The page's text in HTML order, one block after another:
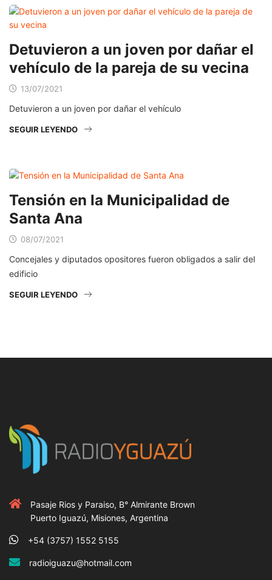
Detuvieron a un joven por dañar el
vehículo de la pareja de su vecina
13/07/2021
Detuvieron a un joven por dañar el vehículo
SEGUIR LEYENDO
Tensión en la Municipalidad de
Santa Ana
08/07/2021
Concejales y diputados opositores fueron obligados a salir del
edificio
SEGUIR LEYENDO
Pasaje Rios y Paraiso, B° Almirante Brown
Puerto Iguazú, Misiones, Argentina
+54 (3757) 1552 5155
radioiguazu@hotmail.com